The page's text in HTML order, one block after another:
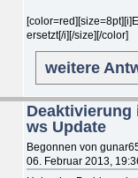
ersetzt[/i][/size][/color]
weitere
Deaktivierung
ws Update
Begonnen von
06. Februar 2013,